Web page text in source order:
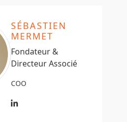
SÉBASTIEN
MERMET
Fondateur &
Directeur Associé
COO